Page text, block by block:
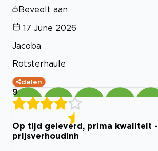
Beveelt aan
17 June 2026
Jacoba
Rotsterhaule
delen
9
Op tijd geleverd, prima kwaliteit -
prijsverhoudinh